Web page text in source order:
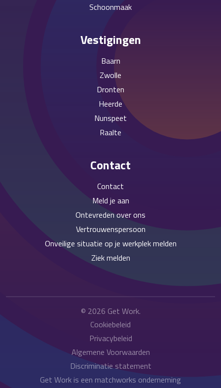
Schoonmaak
Vestigingen
Baarn
Zwolle
Dronten
Heerde
Nunspeet
Raalte
Contact
Contact
Meld je aan
Ontevreden over ons
Vertrouwenspersoon
Onveilige situatie op je werkplek melden
Ziek melden
© 2026 Get Work.
Cookiebeleid
Privacybeleid
Algemene Voorwaarden
Discriminatie statement
Get Work is een matchworks onderneming